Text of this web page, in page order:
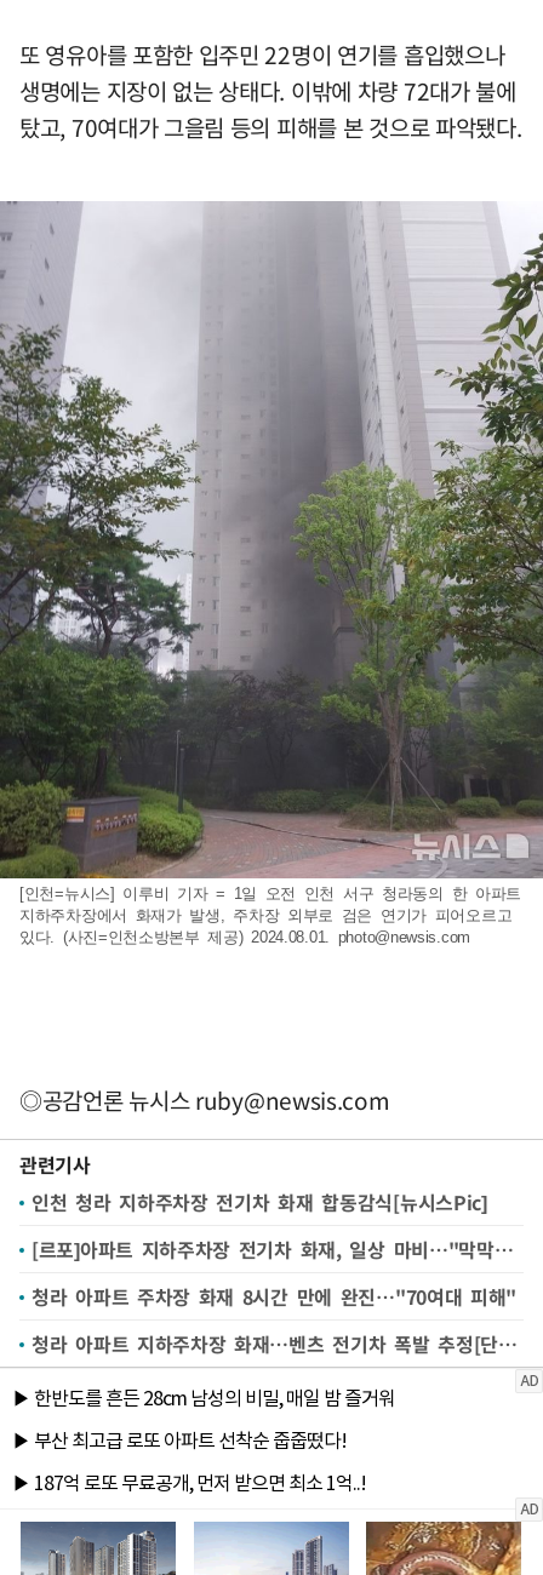
또 영유아를 포함한 입주민 22명이 연기를 흡입했으나
생명에는 지장이 없는 상태다. 이밖에 차량 72대가 불에
탔고, 70여대가 그을림 등의 피해를 본 것으로 파악됐다.
[인천=뉴시스] 이루비 기자 = 1일 오전 인천 서구 청라동의 한 아파트
지하주차장에서 화재가 발생, 주차장 외부로 검은 연기가 피어오르고
있다. (사진=인천소방본부 제공) 2024.08.01. photo@newsis.com
◎공감언론 뉴시스ruby@newsis.com
관련기사
인천 청라 지하주차장 전기차 화재 합동감식[뉴시스Pic]
[르포]아파트 지하주차장 전기차 화재, 일상 마비…"막막한 심정"
청라 아파트 주차장 화재 8시간 만에 완진…"70여대 피해"
청라 아파트 지하주차장 화재…벤츠 전기차 폭발 추정[단독영상]